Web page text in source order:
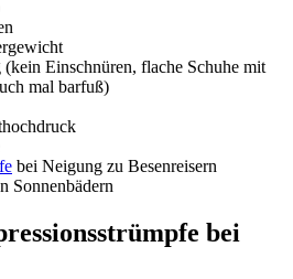
(kein Einschnüren, flache Schuhe mit
mal barfuß)
bei Neigung zu Besenreisern
Sonnenbädern
bei